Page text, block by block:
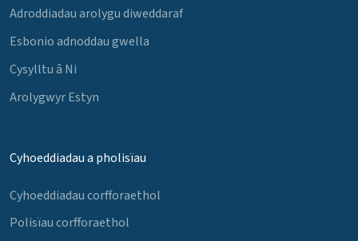
Adroddiadau arolygu diweddaraf
Esbonio adnoddau gwella
Cysylltu â Ni
Arolygwyr Estyn
Cyhoeddiadau a pholisïau
Cyhoeddiadau corfforaethol
Polisïau corfforaethol